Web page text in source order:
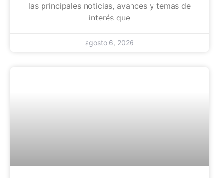
las principales noticias, avances y temas de
interés que
agosto 6, 2026